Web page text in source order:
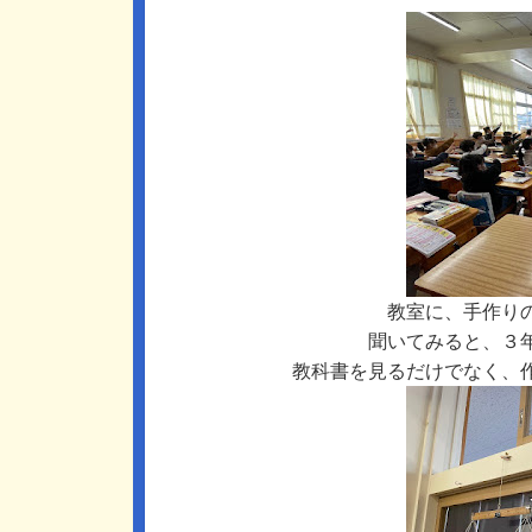
教室に、手作り
聞いてみると、３
教科書を見るだけでなく、